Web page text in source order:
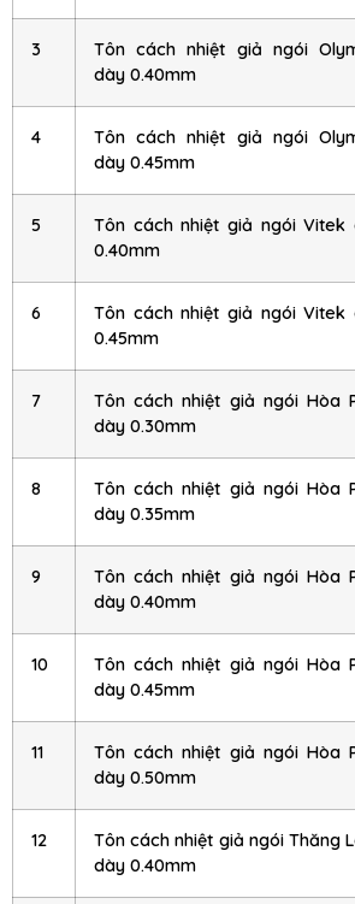
3
Tôn cách nhiệt giả ngói
dày 0.40mm
4
Tôn cách nhiệt giả ngói
dày 0.45mm
5
Tôn cách nhiệt giả ngói Vitek
0.40mm
6
Tôn cách nhiệt giả ngói Vitek
0.45mm
7
Tôn cách nhiệt giả ngói Hòa
dày 0.30mm
8
Tôn cách nhiệt giả ngói Hòa
dày 0.35mm
9
Tôn cách nhiệt giả ngói Hòa
dày 0.40mm
10
Tôn cách nhiệt giả ngói Hòa
dày 0.45mm
11
Tôn cách nhiệt giả ngói Hòa
dày 0.50mm
12
Tôn cách nhiệt giả ngói Thăng
dày 0.40mm